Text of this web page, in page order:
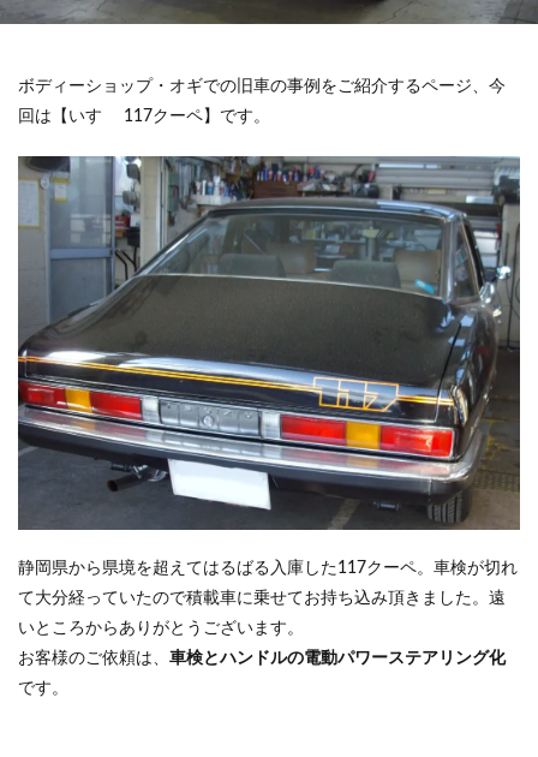
ボディーショップ・オギでの旧車の事例をご紹介するページ、今
回は【いすゞ 117クーペ】です。
静岡県から県境を超えてはるばる入庫した117クーペ。車検が切れ
て大分経っていたので積載車に乗せてお持ち込み頂きました。遠
いところからありがとうございます。
お客様のご依頼は、 車検とハンドルの電動パワーステアリング化
です。